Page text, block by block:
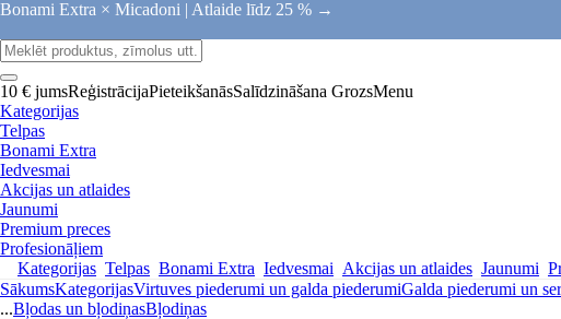
Bonami Extra × Micadoni | Atlaide līdz 25 % →
10 € jumsReģistrācijaPieteikšanāsSalīdzināšana GrozsMenu
Kategorijas
Telpas
Bonami Extra
Iedvesmai
Akcijas un atlaides
Jaunumi
Premium preces
Profesionāļiem
Kategorijas Telpas Bonami Extra Iedvesmai Akcijas un atlaides Jaunumi
SākumsKategorijasVirtuves piederumi un galda piederumiGalda piederumi un
...Bļodas un bļodiņasBļodiņas